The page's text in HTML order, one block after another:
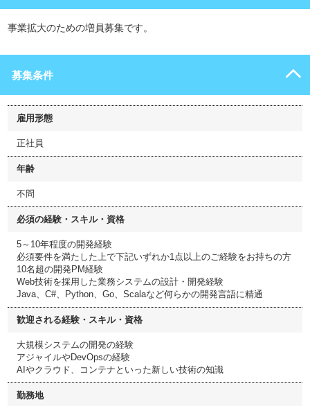
事業拡大のための増員募集です。
募集条件
雇用形態
正社員
年齢
不問
必須の経験・スキル・資格
5～10年程度の開発経験
必須要件を満たした上で下記いずれか1点以上のご経験をお持ちの方
10名超の開発PM経験
Web技術を採用した業務システムの設計・開発経験
Java、C#、Python、Go、Scalaなど何らかの開発言語に精通
歓迎される経験・スキル・資格
大規模システムの開発の経験
アジャイルやDevOpsの経験
AIやクラウド、コンテナといった新しい技術の知識
勤務地